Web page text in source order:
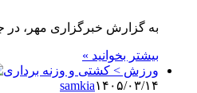
به گزارش خبرگزاری مهر، در
بیشتر بخوانید »
ورزش > کشتی و وزنه برداری
samkia۱۴۰۵/۰۳/۱۴